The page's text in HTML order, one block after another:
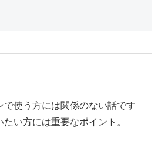
で使う方には関係のない話です
い方には重要なポイント。